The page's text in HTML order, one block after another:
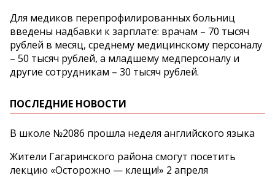
Для медиков перепрофилированных больниц
введены надбавки к зарплате: врачам – 70 тысяч
рублей в месяц, среднему медицинскому персоналу
– 50 тысяч рублей, а младшему медперсоналу и
другие сотрудникам – 30 тысяч рублей.
ПОСЛЕДНИЕ НОВОСТИ
В школе №2086 прошла неделя английского языка
Жители Гагаринского района смогут посетить
лекцию «Осторожно — клещи!» 2 апреля